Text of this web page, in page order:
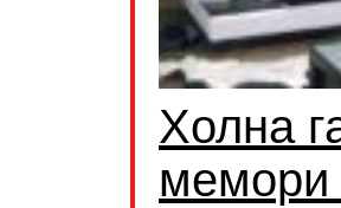
Холна
мемори